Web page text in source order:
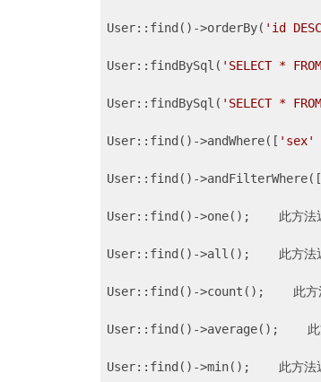
User::find()->orderBy( 'id
User::findBySql( 'SELECT *
User::findBySql( 'SELECT *
User::find()->andWhere([ 'sex'
User::find()->andFilterWhere([
User::find()->one();    此方法返
User::find()->all();    此方法返
User::find()->count();    此方法
User::find()->average();    此方
User::find()->min();    此方法返